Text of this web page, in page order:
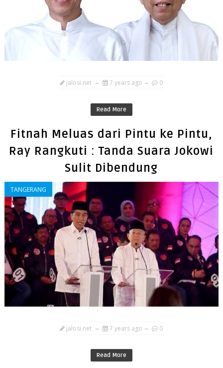
jalosi.net 7 years ago 0
Read More
Fitnah Meluas dari Pintu ke Pintu,
Ray Rangkuti : Tanda Suara Jokowi
Sulit Dibendung
TANGERANG
jalosi.net 7 years ago 0
Read More